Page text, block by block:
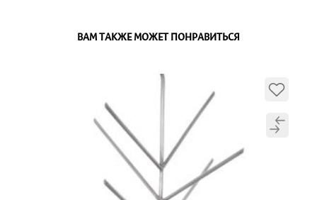
ВАМ ТАКЖЕ МОЖЕТ ПОНРАВИТЬСЯ